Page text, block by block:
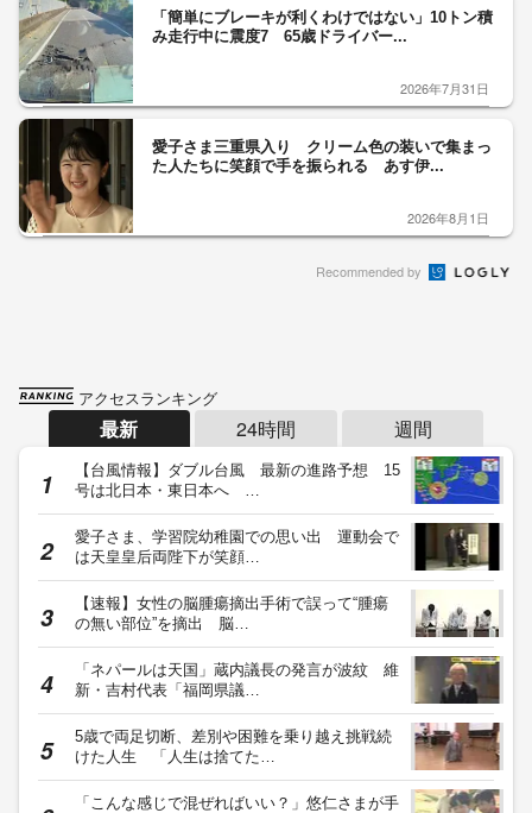
「簡単にブレーキが利くわけではない」10トン積
み走行中に震度7 65歳ドライバー...
2026年7月31日
愛子さま三重県入り クリーム色の装いで集まっ
た人たちに笑顔で手を振られる あす伊...
2026年8月1日
Recommended by
アクセスランキング
最新 24時間 週間
【台風情報】ダブル台風 最新の進路予想 15
号は北日本・東日本へ …
愛子さま、学習院幼稚園での思い出 運動会で
は天皇皇后両陛下が笑顔…
【速報】女性の脳腫瘍摘出手術で誤って“腫瘍
の無い部位”を摘出 脳…
「ネパールは天国」蔵内議長の発言が波紋 維
新・吉村代表「福岡県議…
5歳で両足切断、差別や困難を乗り越え挑戦続
けた人生 「人生は捨てた…
「こんな感じで混ぜればいい？」悠仁さまが手